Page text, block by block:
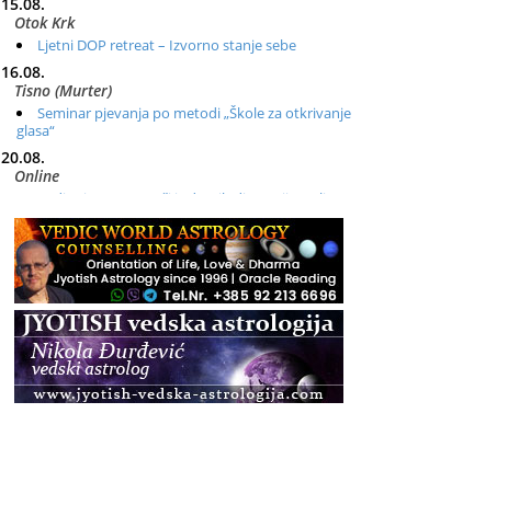
Otok Krk
Ljetni DOP retreat – Izvorno stanje sebe
16.08.
Tisno (Murter)
Seminar pjevanja po metodi „Škole za otkrivanje
glasa“
20.08.
Online
Radionica: Pomagači iz drugih dimenzija Online –
otvoreno za sve
21.08.
Zagreb+Online
Osnovni ThetaHealing® tečaj, Zagreb i Online
22.08.
Zagreb
Osnovna radionica za izscjeljivanje pranom (Basic
Pranic Healing course)
Pula